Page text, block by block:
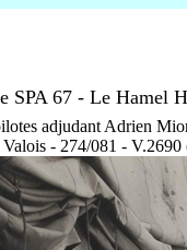
SPA 67 - Le Hamel
adjudant Adrien
- 274/081 - V.2690